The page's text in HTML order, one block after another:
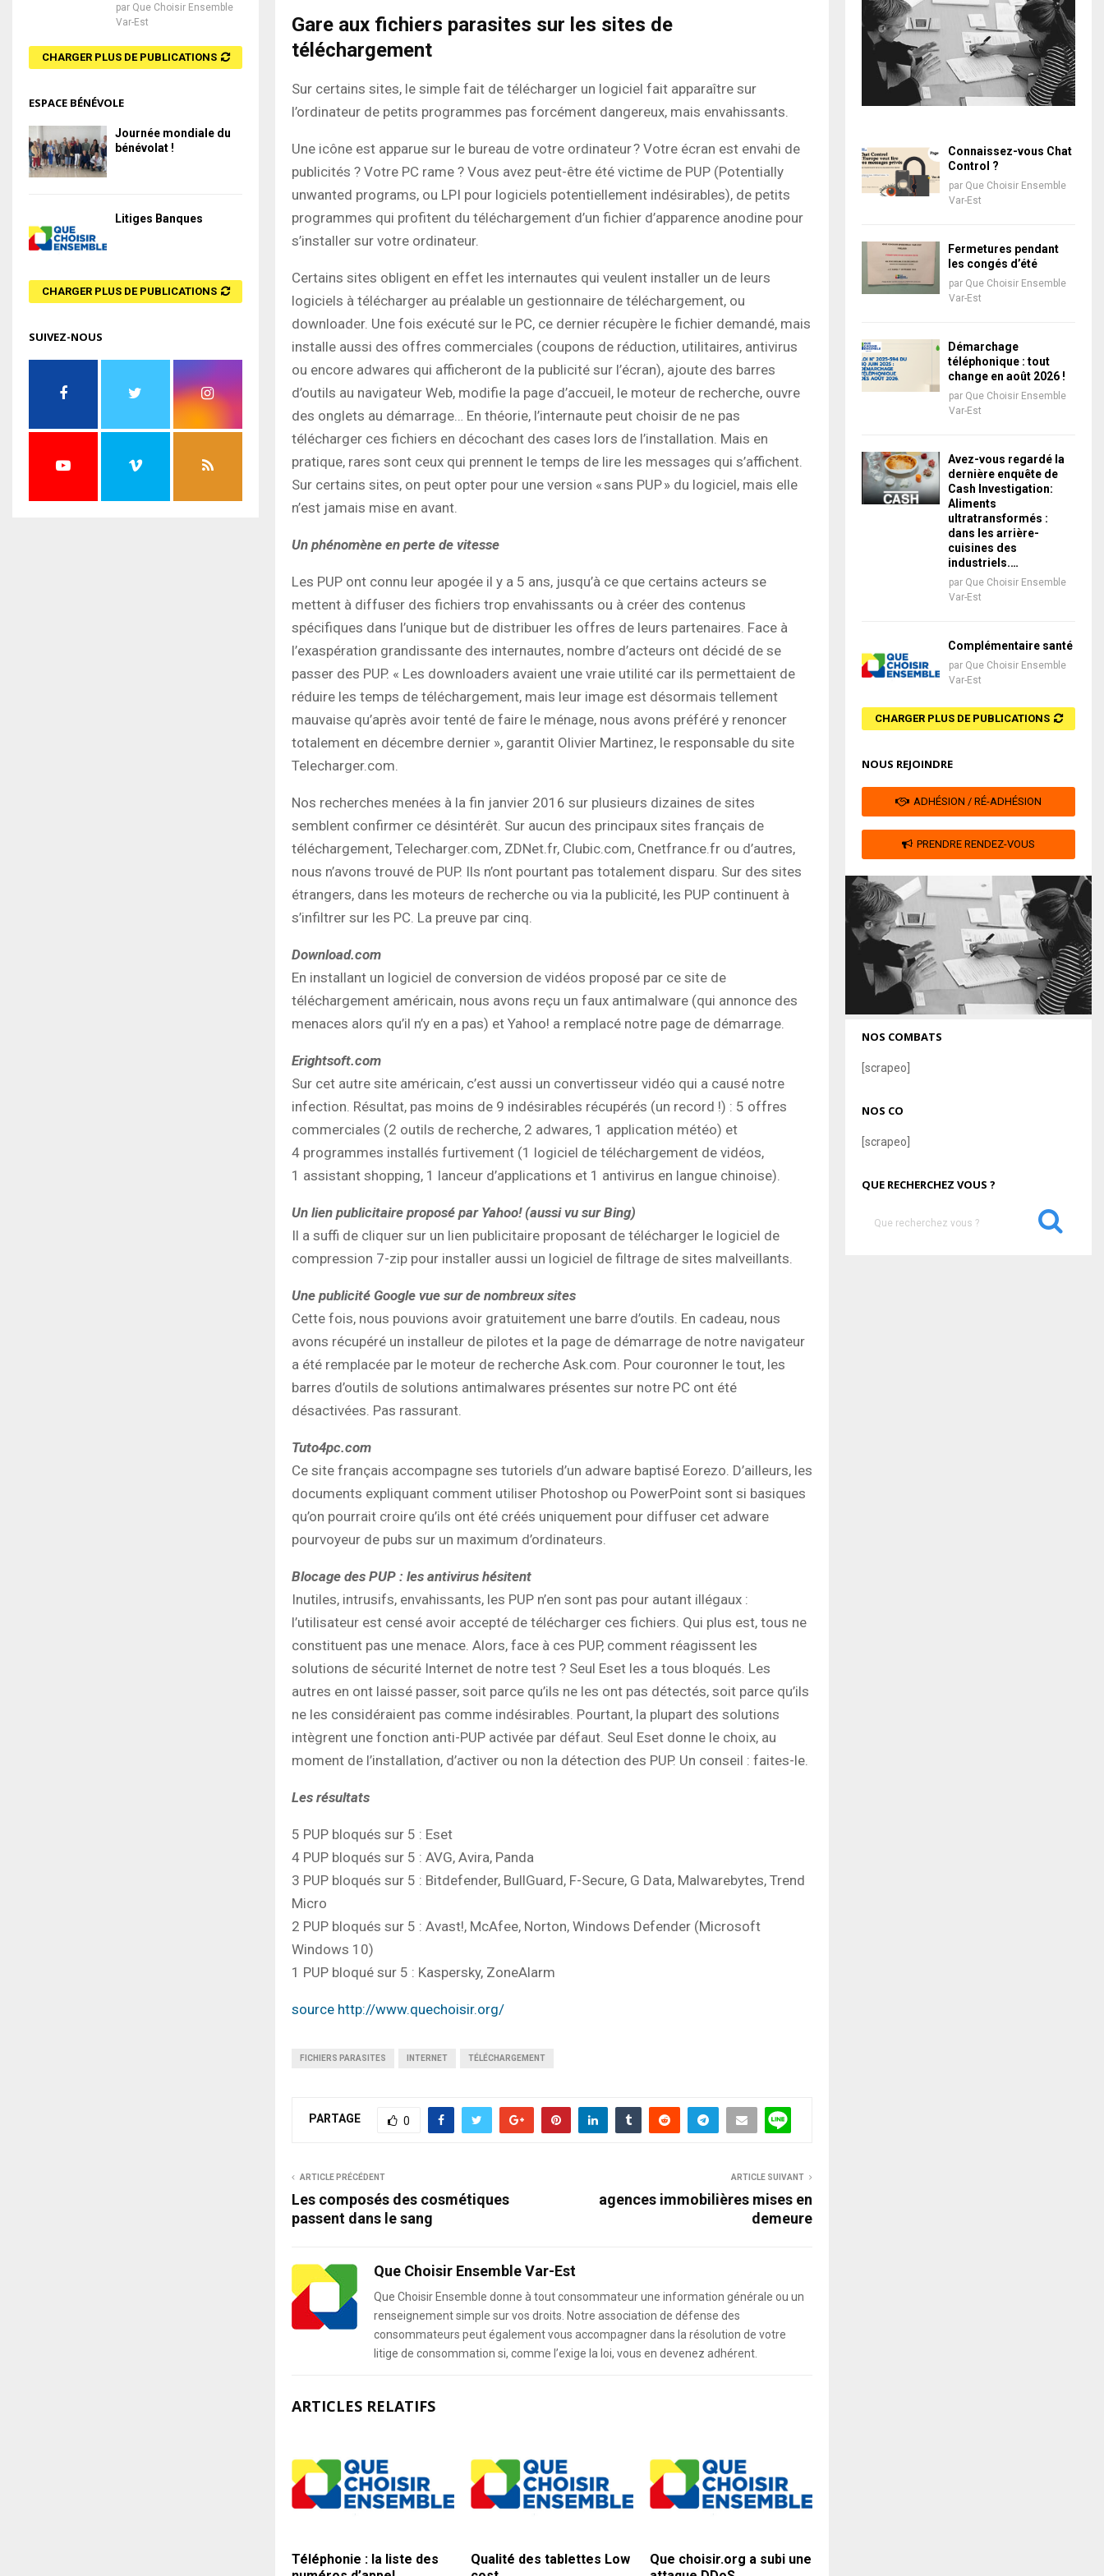
Gare aux fichiers parasites sur les sites de
téléchargement
Sur certains sites, le simple fait de télécharger un logiciel fait apparaître sur
l’ordinateur de petits programmes pas forcément dangereux, mais envahissants.
Une icône est apparue sur le bureau de votre ordinateur ? Votre écran est envahi de
publicités ? Votre PC rame ? Vous avez peut-être été victime de PUP (Potentially
unwanted programs, ou LPI pour logiciels potentiellement indésirables), de petits
programmes qui profitent du téléchargement d’un fichier d’apparence anodine pour
s’installer sur votre ordinateur.
Certains sites obligent en effet les internautes qui veulent installer un de leurs
logiciels à télécharger au préalable un gestionnaire de téléchargement, ou
downloader. Une fois exécuté sur le PC, ce dernier récupère le fichier demandé, mais
installe aussi des offres commerciales (coupons de réduction, utilitaires, antivirus
ou encore adwares qui afficheront de la publicité sur l’écran), ajoute des barres
d’outils au navigateur Web, modifie la page d’accueil, le moteur de recherche, ouvre
des onglets au démarrage… En théorie, l’internaute peut choisir de ne pas
télécharger ces fichiers en décochant des cases lors de l’installation. Mais en
pratique, rares sont ceux qui prennent le temps de lire les messages qui s’affichent.
Sur certains sites, on peut opter pour une version « sans PUP » du logiciel, mais elle
n’est jamais mise en avant.
Un phénomène en perte de vitesse
Les PUP ont connu leur apogée il y a 5 ans, jusqu’à ce que certains acteurs se
mettent à diffuser des fichiers trop envahissants ou à créer des contenus
spécifiques dans l’unique but de distribuer les offres de leurs partenaires. Face à
l’exaspération grandissante des internautes, nombre d’acteurs ont décidé de se
passer des PUP. « Les downloaders avaient une vraie utilité car ils permettaient de
réduire les temps de téléchargement, mais leur image est désormais tellement
mauvaise qu’après avoir tenté de faire le ménage, nous avons préféré y renoncer
totalement en décembre dernier », garantit Olivier Martinez, le responsable du site
Telecharger.com.
Nos recherches menées à la fin janvier 2016 sur plusieurs dizaines de sites
semblent confirmer ce désintérêt. Sur aucun des principaux sites français de
téléchargement, Telecharger.com, ZDNet.fr, Clubic.com, Cnetfrance.fr ou d’autres,
nous n’avons trouvé de PUP. Ils n’ont pourtant pas totalement disparu. Sur des sites
étrangers, dans les moteurs de recherche ou via la publicité, les PUP continuent à
s’infiltrer sur les PC. La preuve par cinq.
Download.com
En installant un logiciel de conversion de vidéos proposé par ce site de
téléchargement américain, nous avons reçu un faux antimalware (qui annonce des
menaces alors qu’il n’y en a pas) et Yahoo! a remplacé notre page de démarrage.
Erightsoft.com
Sur cet autre site américain, c’est aussi un convertisseur vidéo qui a causé notre
infection. Résultat, pas moins de 9 indésirables récupérés (un record !) : 5 offres
commerciales (2 outils de recherche, 2 adwares, 1 application météo) et
4 programmes installés furtivement (1 logiciel de téléchargement de vidéos,
1 assistant shopping, 1 lanceur d’applications et 1 antivirus en langue chinoise).
Un lien publicitaire proposé par Yahoo! (aussi vu sur Bing)
Il a suffi de cliquer sur un lien publicitaire proposant de télécharger le logiciel de
compression 7-zip pour installer aussi un logiciel de filtrage de sites malveillants.
Une publicité Google vue sur de nombreux sites
Cette fois, nous pouvions avoir gratuitement une barre d’outils. En cadeau, nous
avons récupéré un installeur de pilotes et la page de démarrage de notre navigateur
a été remplacée par le moteur de recherche Ask.com. Pour couronner le tout, les
barres d’outils de solutions antimalwares présentes sur notre PC ont été
désactivées. Pas rassurant.
Tuto4pc.com
Ce site français accompagne ses tutoriels d’un adware baptisé Eorezo. D’ailleurs, les
documents expliquant comment utiliser Photoshop ou PowerPoint sont si basiques
qu’on pourrait croire qu’ils ont été créés uniquement pour diffuser cet adware
pourvoyeur de pubs sur un maximum d’ordinateurs.
Blocage des PUP : les antivirus hésitent
Inutiles, intrusifs, envahissants, les PUP n’en sont pas pour autant illégaux :
l’utilisateur est censé avoir accepté de télécharger ces fichiers. Qui plus est, tous ne
constituent pas une menace. Alors, face à ces PUP, comment réagissent les
solutions de sécurité Internet de notre test ? Seul Eset les a tous bloqués. Les
autres en ont laissé passer, soit parce qu’ils ne les ont pas détectés, soit parce qu’ils
ne les considéraient pas comme indésirables. Pourtant, la plupart des solutions
intègrent une fonction anti-PUP activée par défaut. Seul Eset donne le choix, au
moment de l’installation, d’activer ou non la détection des PUP. Un conseil : faites-le.
Les résultats
5 PUP bloqués sur 5 : Eset
4 PUP bloqués sur 5 : AVG, Avira, Panda
3 PUP bloqués sur 5 : Bitdefender, BullGuard, F-Secure, G Data, Malwarebytes, Trend
Micro
2 PUP bloqués sur 5 : Avast!, McAfee, Norton, Windows Defender (Microsoft
Windows 10)
1 PUP bloqué sur 5 : Kaspersky, ZoneAlarm
source http://www.quechoisir.org/
FICHIERS PARASITES INTERNET TÉLÉCHARGEMENT
PARTAGE 0
ARTICLE PRÉCÉDENT
Les composés des cosmétiques
passent dans le sang
ARTICLE SUIVANT
agences immobilières mises en
demeure
Que Choisir Ensemble Var-Est
Que Choisir Ensemble donne à tout consommateur une information générale ou un
renseignement simple sur vos droits. Notre association de défense des
consommateurs peut également vous accompagner dans la résolution de votre
litige de consommation si, comme l’exige la loi, vous en devenez adhérent.
ARTICLES RELATIFS
Téléphonie : la liste des
Qualité des tablettes Low
Que choisir.org a subi une
par Que Choisir Ensemble
Var-Est
CHARGER PLUS DE PUBLICATIONS
ESPACE BÉNÉVOLE
Journée mondiale du
bénévolat !
Litiges Banques
CHARGER PLUS DE PUBLICATIONS
SUIVEZ-NOUS
Connaissez-vous Chat
Control ?
par Que Choisir Ensemble
Var-Est
Fermetures pendant
les congés d’été
par Que Choisir Ensemble
Var-Est
Démarchage
téléphonique : tout
change en août 2026 !
par Que Choisir Ensemble
Var-Est
Avez-vous regardé la
dernière enquête de
Cash Investigation:
Aliments
ultratransformés :
dans les arrière-
cuisines des
industriels.…
par Que Choisir Ensemble
Var-Est
Complémentaire santé
par Que Choisir Ensemble
Var-Est
CHARGER PLUS DE PUBLICATIONS
NOUS REJOINDRE
ADHÉSION / RÉ-ADHÉSION
PRENDRE RENDEZ-VOUS
NOS COMBATS
[scrapeo]
NOS CO
[scrapeo]
QUE RECHERCHEZ VOUS ?